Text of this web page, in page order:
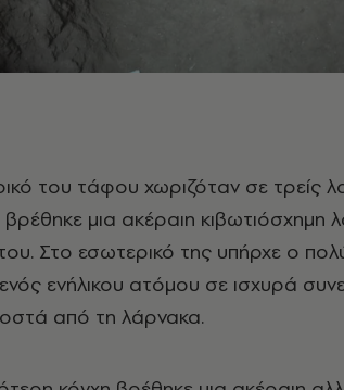
του τάφου χωριζόταν σε τρείς
βρέθηκε μια ακέραιη κιβωτιόσχημη
Στο εσωτερικό της υπήρχε ο
ενήλικου ατόμου σε ισχυρά
από τη λάρνακα.